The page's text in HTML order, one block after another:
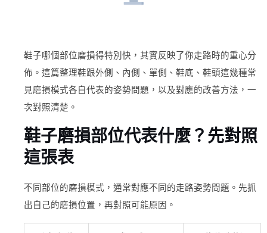
鞋子哪個部位磨損得特別快，其實反映了你走路時的重心分
佈。這篇整理鞋跟外側、內側、單側、鞋底、鞋頭這幾種常
見磨損模式各自代表的姿勢問題，以及對應的改善方法，一
次對照清楚。
鞋子磨損部位代表什麼？先對照
這張表
不同部位的磨損模式，通常對應不同的走路姿勢問題。先抓
出自己的磨損位置，再對照可能原因。